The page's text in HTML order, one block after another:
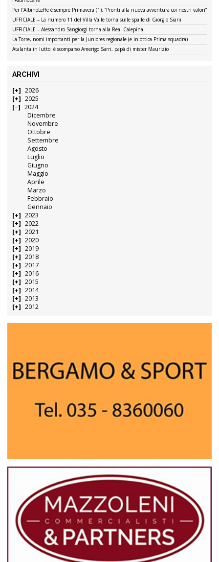
Per l’AlbinoLeffe è sempre Primavera (1): “Pronti alla nuova avventura coi nostri valori”
UFFICIALE – La numero 11 del Villa Valle torna sulle spalle di Giorgio Siani
UFFICIALE – Alessandro Sangiorgi torna alla Real Calepina
La Torre, nomi importanti per la Juniores regionale (e in ottica Prima squadra)
Atalanta in lutto: è scomparso Amerigo Sarri, papà di mister Maurizio
ARCHIVI
2026
2025
2024
Dicembre
Novembre
Ottobre
Settembre
Agosto
Luglio
Giugno
Maggio
Aprile
Marzo
Febbraio
Gennaio
2023
2022
2021
2020
2019
2018
2017
2016
2015
2014
2013
2012